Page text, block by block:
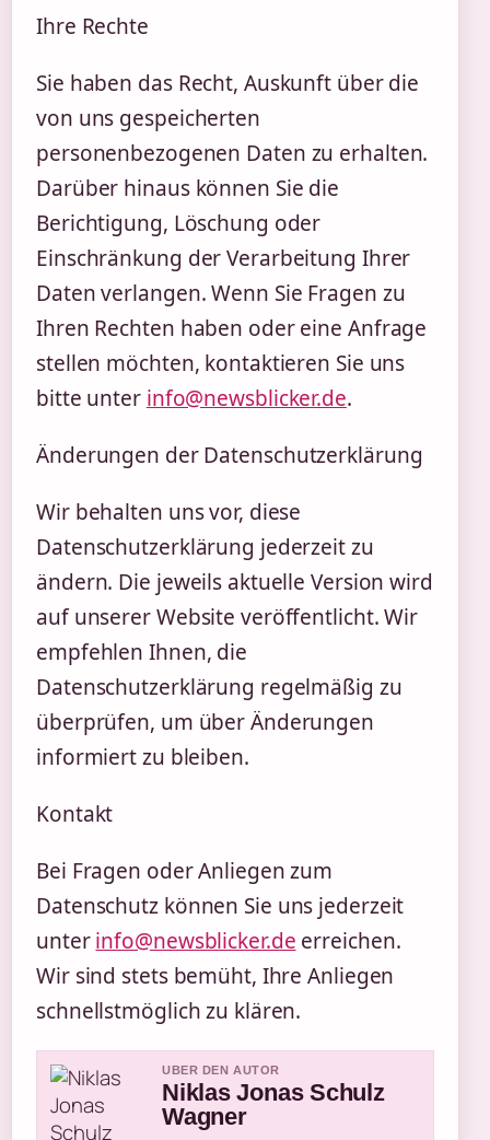
Ihre Rechte
Sie haben das Recht, Auskunft über die
von uns gespeicherten
personenbezogenen Daten zu erhalten.
Darüber hinaus können Sie die
Berichtigung, Löschung oder
Einschränkung der Verarbeitung Ihrer
Daten verlangen. Wenn Sie Fragen zu
Ihren Rechten haben oder eine Anfrage
stellen möchten, kontaktieren Sie uns
bitte unter info@newsblicker.de.
Änderungen der Datenschutzerklärung
Wir behalten uns vor, diese
Datenschutzerklärung jederzeit zu
ändern. Die jeweils aktuelle Version wird
auf unserer Website veröffentlicht. Wir
empfehlen Ihnen, die
Datenschutzerklärung regelmäßig zu
überprüfen, um über Änderungen
informiert zu bleiben.
Kontakt
Bei Fragen oder Anliegen zum
Datenschutz können Sie uns jederzeit
unterinfo@newsblicker.de erreichen.
Wir sind stets bemüht, Ihre Anliegen
schnellstmöglich zu klären.
UBER DEN AUTOR
Niklas Jonas Schulz
Wagner